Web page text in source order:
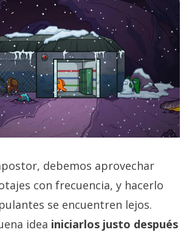
debemos aprovechar
con frecuencia, y hacerlo
se encuentren lejos.
idea iniciarlos justo después